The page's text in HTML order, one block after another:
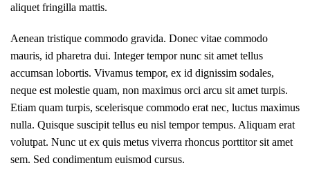
aliquet fringilla mattis.
Aenean tristique commodo gravida. Donec vitae commodo
mauris, id pharetra dui. Integer tempor nunc sit amet tellus
accumsan lobortis. Vivamus tempor, ex id dignissim sodales,
neque est molestie quam, non maximus orci arcu sit amet turpis.
Etiam quam turpis, scelerisque commodo erat nec, luctus maximus
nulla. Quisque suscipit tellus eu nisl tempor tempus. Aliquam erat
volutpat. Nunc ut ex quis metus viverra rhoncus porttitor sit amet
sem. Sed condimentum euismod cursus.